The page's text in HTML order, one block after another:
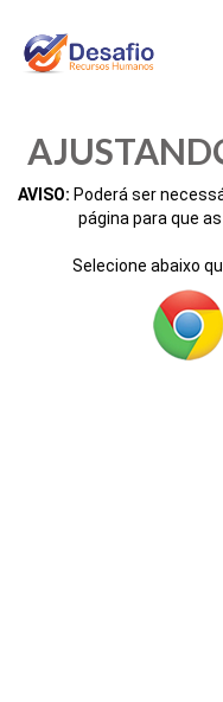
AVISO: Poderá ser
página para que
Selecione abaixo